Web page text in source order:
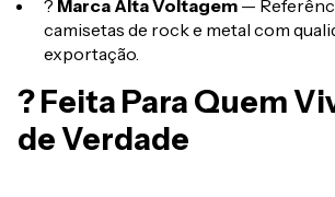
? Marca Alta Voltagem —
camisetas de rock e metal com
exportação.
? Feita Para Quem
de Verdade